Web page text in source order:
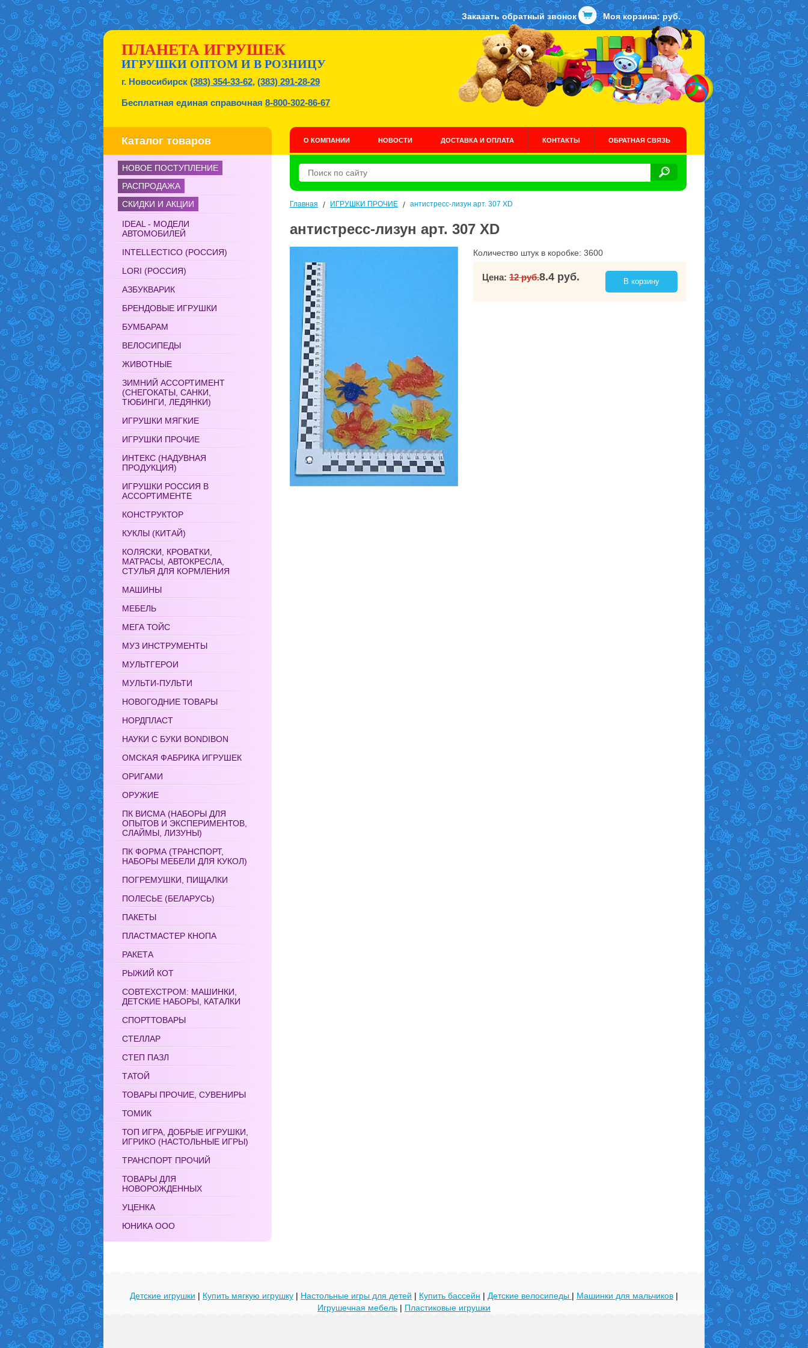
Заказать обратный звонок Моя корзина: руб.
ПЛАНЕТА ИГРУШЕК
ИГРУШКИ ОПТОМ И В РОЗНИЦУ
г. Новосибирск (383) 354-33-62, (383) 291-28-29
Бесплатная единая справочная 8-800-302-86-67
Каталог товаров О КОМПАНИИ НОВОСТИ ДОСТАВКА И ОПЛАТА КОНТАКТЫ ОБРАТНАЯ СВЯЗЬ
НОВОЕ ПОСТУПЛЕНИЕ
РАСПРОДАЖА
СКИДКИ И АКЦИИ
IDEAL - МОДЕЛИ
АВТОМОБИЛЕЙ
INTELLECTICO (РОССИЯ)
LORI (РОССИЯ)
АЗБУКВАРИК
БРЕНДОВЫЕ ИГРУШКИ
БУМБАРАМ
ВЕЛОСИПЕДЫ
ЖИВОТНЫЕ
ЗИМНИЙ АССОРТИМЕНТ
(СНЕГОКАТЫ, САНКИ,
ТЮБИНГИ, ЛЕДЯНКИ)
ИГРУШКИ МЯГКИЕ
ИГРУШКИ ПРОЧИЕ
ИНТЕКС (НАДУВНАЯ
ПРОДУКЦИЯ)
ИГРУШКИ РОССИЯ В
АССОРТИМЕНТЕ
КОНСТРУКТОР
КУКЛЫ (КИТАЙ)
КОЛЯСКИ, КРОВАТКИ,
МАТРАСЫ, АВТОКРЕСЛА,
СТУЛЬЯ ДЛЯ КОРМЛЕНИЯ
МАШИНЫ
МЕБЕЛЬ
МЕГА ТОЙС
МУЗ ИНСТРУМЕНТЫ
МУЛЬТГЕРОИ
МУЛЬТИ-ПУЛЬТИ
НОВОГОДНИЕ ТОВАРЫ
НОРДПЛАСТ
НАУКИ С БУКИ BONDIBON
ОМСКАЯ ФАБРИКА ИГРУШЕК
ОРИГАМИ
ОРУЖИЕ
ПК ВИСМА (НАБОРЫ ДЛЯ
ОПЫТОВ И ЭКСПЕРИМЕНТОВ,
СЛАЙМЫ, ЛИЗУНЫ)
ПК ФОРМА (ТРАНСПОРТ,
НАБОРЫ МЕБЕЛИ ДЛЯ КУКОЛ)
ПОГРЕМУШКИ, ПИЩАЛКИ
ПОЛЕСЬЕ (БЕЛАРУСЬ)
ПАКЕТЫ
ПЛАСТМАСТЕР КНОПА
РАКЕТА
РЫЖИЙ КОТ
СОВТЕХСТРОМ: МАШИНКИ,
ДЕТСКИЕ НАБОРЫ, КАТАЛКИ
СПОРТТОВАРЫ
СТЕЛЛАР
СТЕП ПАЗЛ
ТАТОЙ
ТОВАРЫ ПРОЧИЕ, СУВЕНИРЫ
ТОМИК
ТОП ИГРА, ДОБРЫЕ ИГРУШКИ,
ИГРИКО (НАСТОЛЬНЫЕ ИГРЫ)
ТРАНСПОРТ ПРОЧИЙ
ТОВАРЫ ДЛЯ
НОВОРОЖДЕННЫХ
УЦЕНКА
ЮНИКА ООО
Главная / ИГРУШКИ ПРОЧИЕ / антистресс-лизун арт. 307 XD
антистресс-лизун арт. 307 XD
Количество штук в коробке: 3600
Цена: 12 руб.8.4 руб. В корзину
Детские игрушки | Купить мягкую игрушку | Настольные игры для детей | Купить бассейн | Детские велосипеды | Машинки для мальчиков |
Игрушечная мебель | Пластиковые игрушки